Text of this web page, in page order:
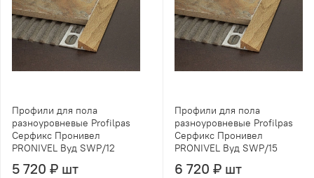
Профили для пола
разноуровневые Profilpas
Серфикс Пронивел
PRONIVEL Вуд SWP/12
5 720 ₽ шт
Профили для пола
разноуровневые Profilpas
Серфикс Пронивел
PRONIVEL Вуд SWP/15
6 720 ₽ шт